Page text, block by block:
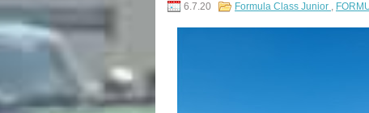
6.7.20 Formula Class Junior ,